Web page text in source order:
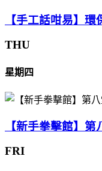
【手工話咁易】
THU
星期四
【新手拳擊館】
FRI